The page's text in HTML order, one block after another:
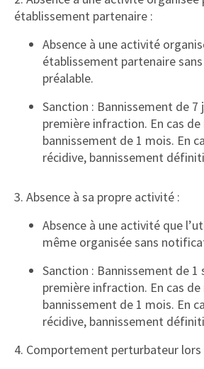
établissement partenaire :
Absence à une activité
établissement partenaire
préalable.
Sanction : Bannissement de 7
première infraction. En cas de
bannissement de 1 mois. En
récidive, bannissement
3. Absence à sa propre activité :
Absence à une activité que
même organisée sans
Sanction : Bannissement de 1
première infraction. En cas de
bannissement de 1 mois. En
récidive, bannissement
4. Comportement perturbateur lors